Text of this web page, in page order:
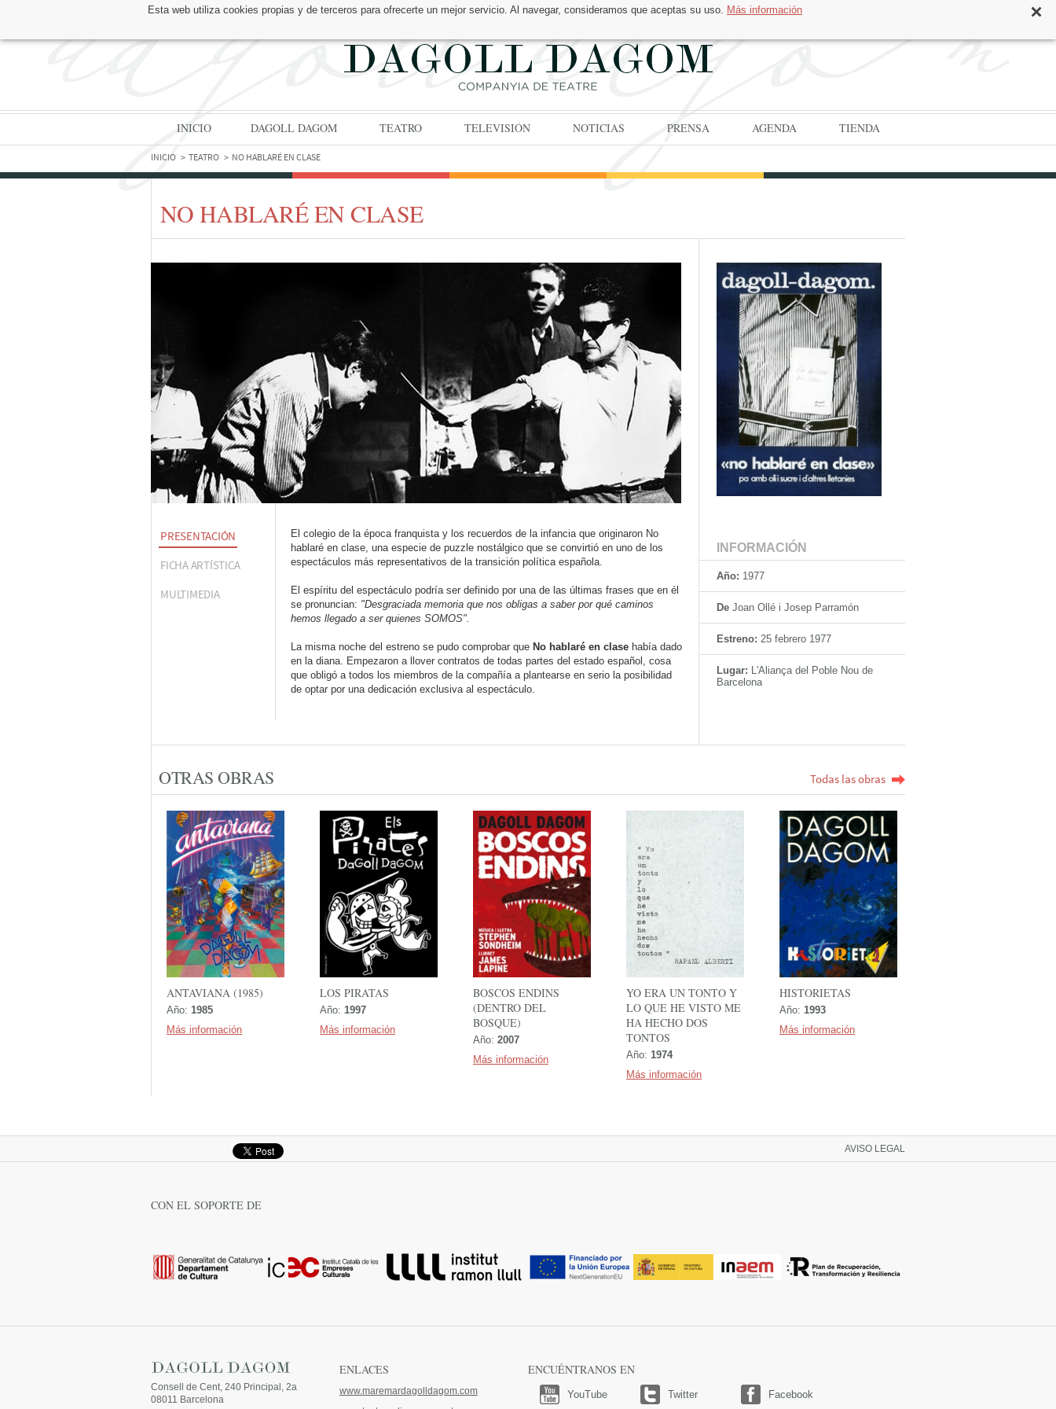
Esta web utiliza cookies propias y de terceros para ofrecerte un mejor servicio. Al navegar, consideramos que aceptas su uso. Más información
ENCUÉNTRANOS EN:
INICIO DAGOLL DAGOM TEATRO TELEVISIÓN NOTICIAS PRENSA AGENDA TIENDA
INICIO TEATRO NO HABLARÉ EN CLASE
NO HABLARÉ EN CLASE
PRESENTACIÓN
FICHA ARTÍSTICA
MULTIMEDIA
El colegio de la época franquista y los recuerdos de la infancia que originaron No
hablaré en clase, una especie de puzzle nostálgico que se convirtió en uno de los
espectáculos más representativos de la transición política española.
El espíritu del espectáculo podría ser definido por una de las últimas frases que en él
se pronuncian: "Desgraciada memoria que nos obligas a saber por qué caminos
hemos llegado a ser quienes SOMOS".
La misma noche del estreno se pudo comprobar que No hablaré en clase había dado
en la diana. Empezaron a llover contratos de todas partes del estado español, cosa
que obligó a todos los miembros de la compañía a plantearse en serio la posibilidad
de optar por una dedicación exclusiva al espectáculo.
INFORMACIÓN
Año: 1977
De Joan Ollé i Josep Parramón
Estreno: 25 febrero 1977
Lugar: L'Aliança del Poble Nou de
Barcelona
OTRAS OBRAS Todas las obras
ANTAVIANA (1985)
Año: 1985
Más información
LOS PIRATAS
Año: 1997
Más información
BOSCOS ENDINS
(DENTRO DEL
BOSQUE)
Año: 2007
Más información
YO ERA UN TONTO Y
LO QUE HE VISTO ME
HA HECHO DOS
TONTOS
Año: 1974
Más información
HISTORIETAS
Año: 1993
Más información
AVISO LEGAL
CON EL SOPORTE DE
Consell de Cent, 240 Principal, 2a
08011 Barcelona
ENLACES
www.maremardagolldagom.com
ENCUÉNTRANOS EN
YouTube Twitter Facebook